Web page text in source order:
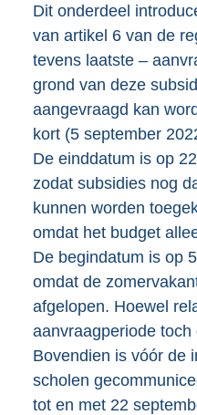
Dit onderdeel
van artikel 6 van de
tevens laatste –
grond van deze
aangevraagd kan
kort (5 september
De einddatum is op
zodat subsidies nog
kunnen worden
omdat het budget
De begindatum is op
omdat de
afgelopen. Hoewel
aanvraagperiode
Bovendien is vóór de
scholen
tot en met 22